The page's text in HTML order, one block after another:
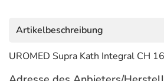
Artikelbeschreibung
UROMED Supra Kath Integral CH